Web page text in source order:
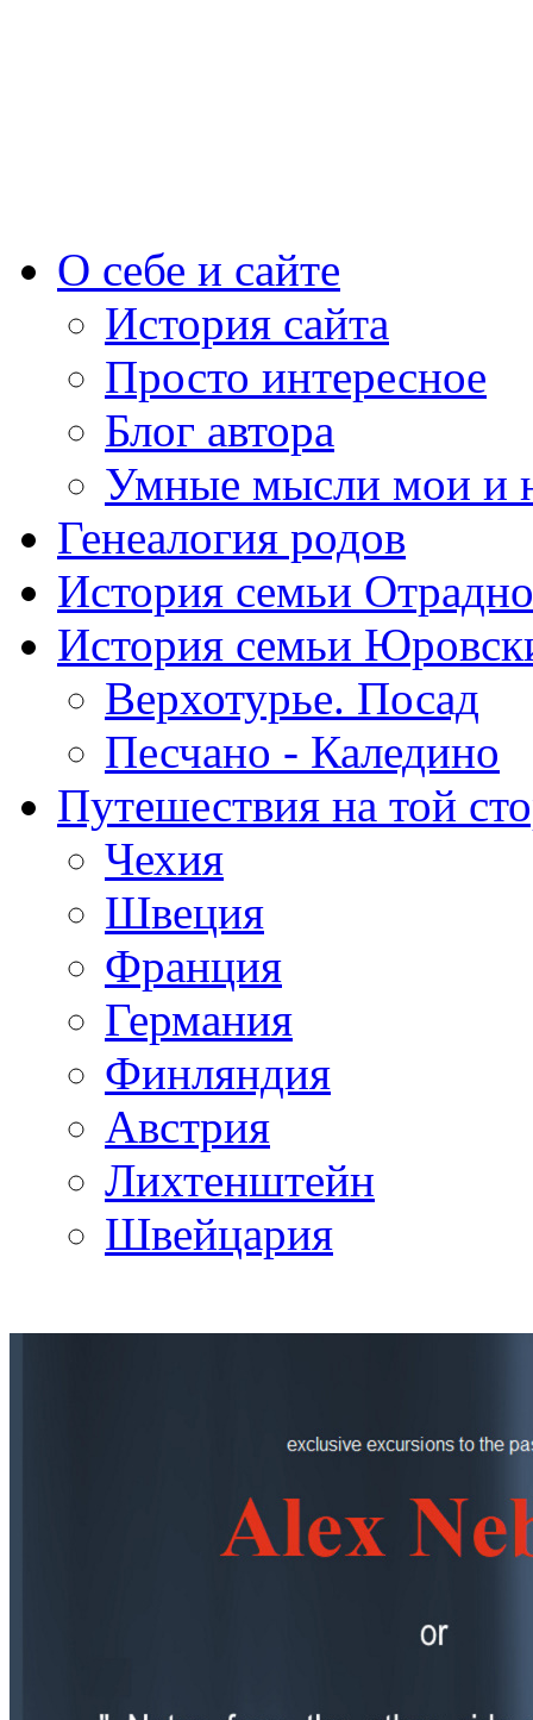
О себе и сайте
История сайта
Просто интересное
Блог автора
Умные мысли мои и
Генеалогия родов
История семьи
История семьи
Верхотурье. Посад
Песчано - Каледино
Путешествия на той
Чехия
Швеция
Франция
Германия
Финляндия
Австрия
Лихтенштейн
Швейцария